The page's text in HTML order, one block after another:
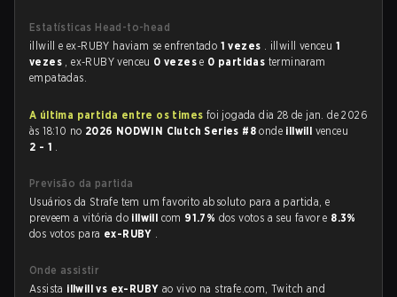
Estatísticas Head-to-head
illwill e ex-RUBY haviam se enfrentado 1 vezes . illwill venceu 1
vezes , ex-RUBY venceu 0 vezese 0 partidas terminaram
empatadas.
A última partida entre os times foi jogada dia 28 de jan. de 2026
às 18:10 no 2026 NODWIN Clutch Series #8onde illwill venceu
2 - 1 .
Previsão da partida
Usuários da Strafe tem um favorito absoluto para a partida, e
preveem a vitória do illwill com 91.7% dos votos a seu favor e 8.3%
dos votos para ex-RUBY .
Onde assistir
Assista illwill vs ex-RUBY ao vivo na strafe.com, Twitch and